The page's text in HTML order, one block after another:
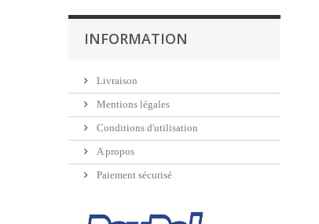
INFORMATION
Livraison
Mentions légales
Conditions d'utilisation
A propos
Paiement sécurisé